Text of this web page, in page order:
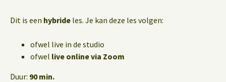
Dit is een hybride les. Je kan deze les volgen:
ofwel live in de studio
ofwel live online via Zoom
Duur: 90 min.